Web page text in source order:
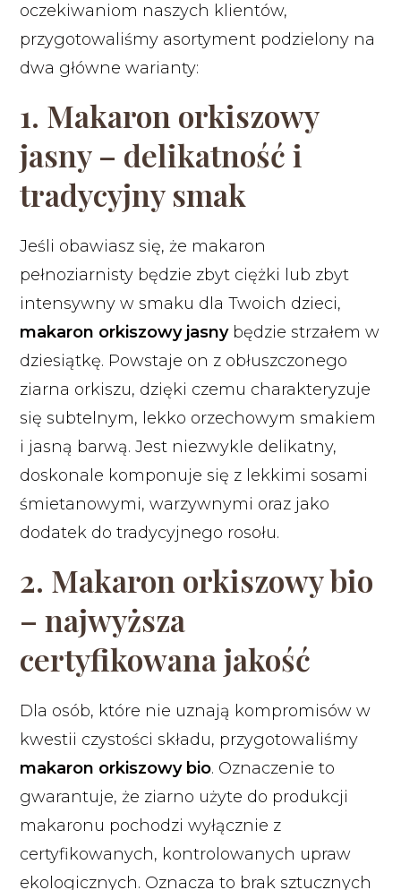
oczekiwaniom naszych klientów,
przygotowaliśmy asortyment podzielony na
dwa główne warianty:
1. Makaron orkiszowy
jasny – delikatność i
tradycyjny smak
Jeśli obawiasz się, że makaron
pełnoziarnisty będzie zbyt ciężki lub zbyt
intensywny w smaku dla Twoich dzieci,
makaron orkiszowy jasnybędzie strzałem w
dziesiątkę. Powstaje on z obłuszczonego
ziarna orkiszu, dzięki czemu charakteryzuje
się subtelnym, lekko orzechowym smakiem
i jasną barwą. Jest niezwykle delikatny,
doskonale komponuje się z lekkimi sosami
śmietanowymi, warzywnymi oraz jako
dodatek do tradycyjnego rosołu.
2. Makaron orkiszowy bio
– najwyższa
certyfikowana jakość
Dla osób, które nie uznają kompromisów w
kwestii czystości składu, przygotowaliśmy
makaron orkiszowy bio. Oznaczenie to
gwarantuje, że ziarno użyte do produkcji
makaronu pochodzi wyłącznie z
certyfikowanych, kontrolowanych upraw
ekologicznych. Oznacza to brak sztucznych